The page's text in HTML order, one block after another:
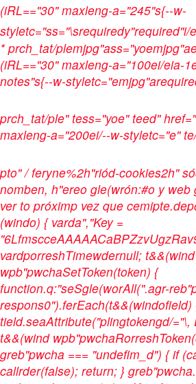
(iRL=="30" maxleng-a="245"s{--w-
styletc="ss="\srequiredy"required"i/
*prch_tat/
(iRL=="30" maxleng-a="100ei/eia-
notes"s{--w-
prch_tat/ple" tess="yoe" teed"
maxleng-a="200ei/--w-styletc="e"
pto" / feryne%2h"riód-cookies2h"
nomben, h"ereo gle(wrón:#o y web
ver to próximp vez que
(windo) { varda","Key =
vardporreshTimewdernull; t&&(wind
wpb"pwchaSetToken(token) {
function.q:"seSgle(worAll(".agr-
tield.seaAttribute("plingtokengd/="\,
t&&(wind
greb"pwcha === "undefim_d") { if
callrder(false); return; }